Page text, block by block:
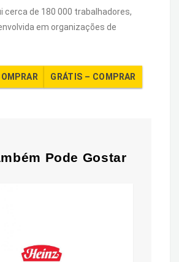
cerca de 180 000 trabalhadores,
em organizações de
Pode Gostar